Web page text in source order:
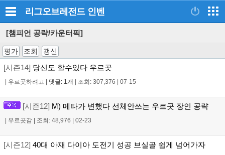
리그오브레전드 인벤
[챔피언 공략/카운터픽]
평가 조회 갱신
[시즌14] 당신도 할수있다 우르곳
우르곳하려고 댓글: 1개 조회: 307,376 07-15
[시즌12] M) 메타가 변했다 선체안쓰는 우르곳 장인 공략
우르곳감 조회: 48,976 02-23
[시즌12] 40대 아재 다이아 도전기 성공 브실골 쉽게 넘어가자